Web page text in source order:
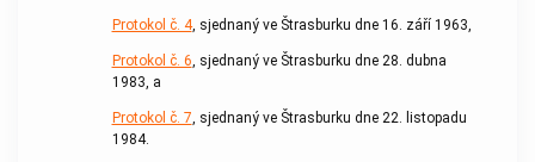
Protokol č. 4, sjednaný ve Štrasburku dne 16. září 1963,
Protokol č. 6 , sjednaný ve Štrasburku dne 28. dubna
1983, a
Protokol č. 7 , sjednaný ve Štrasburku dne 22. listopadu
1984.